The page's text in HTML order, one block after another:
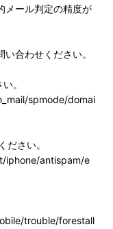
メール判定の精度が
合わせください。
。
spmode/domai
さい。
iphone/antispam/e
trouble/forestall